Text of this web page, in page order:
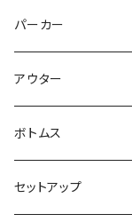
トップス
パンツ
パーカー
アウター
ジャケット
コート
ボトムス
ロングパンツ
セットアップ